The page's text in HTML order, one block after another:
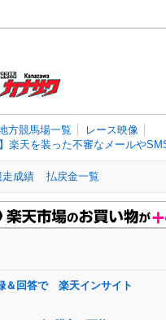
方競馬場一覧
レース映像
】楽天を装った不審なメールや
走成績 払戻金一覧
＆回答で 楽天インサイト